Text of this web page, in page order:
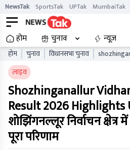
NewsTak SportsTak UPTak MumbaiTak
होम चुनाव न्यूज़
होम चुनाव विधानसभा चुनाव
लाइव
Shozhinganallur
Result 2026 Highlights
शोझिंगनल्लूर निर्वाचन
पूरा परिणाम